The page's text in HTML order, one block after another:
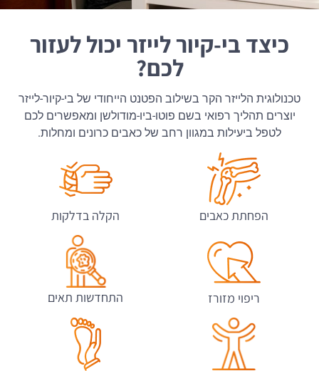
כיצד בי-קיור לייזר יכול לעזור
לכם?
טכנולוגית הלייזר הקר בשילוב הפטנט הייחודי של בי-קיור-לייזר
יוצרים תהליך רפואי בשם פוטו-ביו-מודולשן ומאפשרים לכם
לטפל ביעילות במגוון רחב של כאבים כרונים ומחלות.
הפחתת כאבים הקלה בדלקות
ריפוי מזורז התחדשות תאים